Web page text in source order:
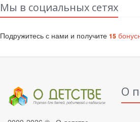
Мы в социальных сетях
Подружитесь с нами и получите 15
О